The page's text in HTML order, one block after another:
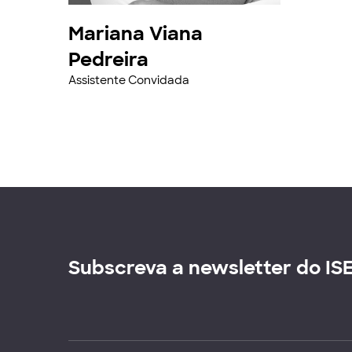
Mariana Viana
Pedreira
Assistente Convidada
Subscreva a newsletter do